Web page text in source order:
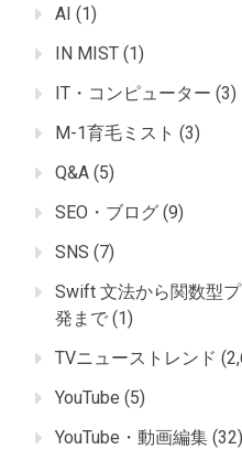
AI (1)
IN MIST (1)
IT・コンピューター (3)
M-1育毛ミスト (3)
Q&A (5)
SEO・ブログ (9)
SNS (7)
Swift 文法から関数型
発まで (1)
TVニューストレンド
YouTube (5)
YouTube・動画編集 (32)